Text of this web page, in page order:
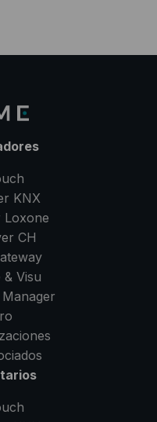
KNX
Loxone
CH
& Visu